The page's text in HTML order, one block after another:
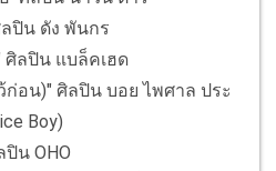
ลปิน ดัง พันกร
ศิลปิน แบล็คเฮด
ก่อน)" ศิลปิน บอย ไพศาล ประ
Boy)
ปิน OHO